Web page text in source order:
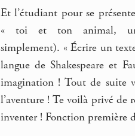
Et l’étudiant pour se
« toi et ton animal,
simplement). « Écrire un
langue de Shakespeare et
imagination ! Tout de suite
l’aventure ! Te voilà privé
inventer ! Fonction première